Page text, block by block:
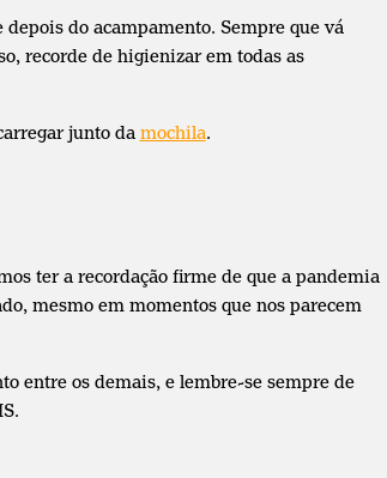
do acampamento. Sempre que vá
recorde de higienizar em todas as
junto da mochila.
ter a recordação firme de que a pandemia
mesmo em momentos que nos parecem
entre os demais, e lembre-se sempre de